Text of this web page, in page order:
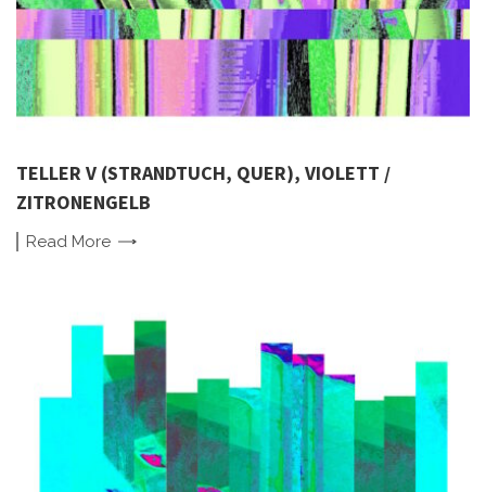
TELLER V (STRANDTUCH, QUER), VIOLETT /
ZITRONENGELB
Read More